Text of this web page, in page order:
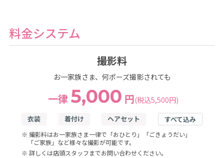
料金システム
撮影料
お一家族さま、何ポーズ撮影されても
一律 5,000 円(税込5,500円)
衣装 着付け ヘアセット すべて込み
※ 撮影料はお一家族さま一律で「おひとり」「ごきょうだい」
「ご家族」など様々な撮影が可能です。
※ 詳しくは店頭スタッフまでお問い合わせください。